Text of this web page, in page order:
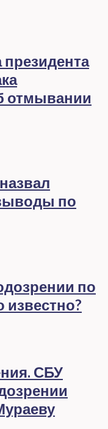
отмывании
по
по
известно?
СБУ